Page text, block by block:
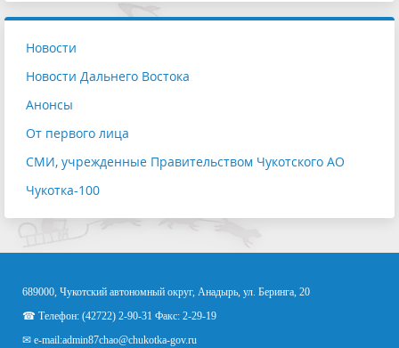
Новости
Новости Дальнего Востока
Анонсы
От первого лица
СМИ, учрежденные Правительством Чукотского АО
Чукотка-100
689000, Чукотский автономный округ, Анадырь, ул. Беринга, 20
☎ Телефон: (42722) 2-90-31 Факс: 2-29-19
✉ e-mail:admin87chao@chukotka-gov.ru